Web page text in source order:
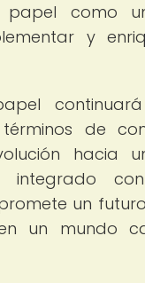
papel como
y
de
hacia
integrado
un
un mundo